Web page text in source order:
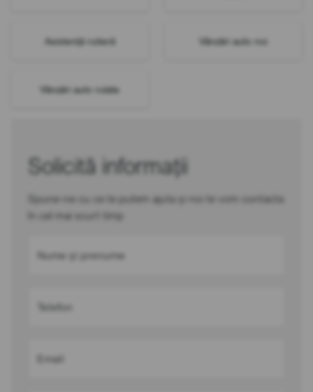
Asistență rutieră Vânzări auto noi
Vânzări auto rulate
Solicită informații
Spune-ne cu ce te putem ajuta și noi te vom contacta
în cel mai scurt timp
Nume și prenume
Telefon
Email